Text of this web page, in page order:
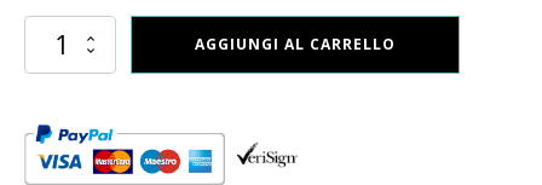
muore
quantità
AGGIUNGI AL CARRELLO